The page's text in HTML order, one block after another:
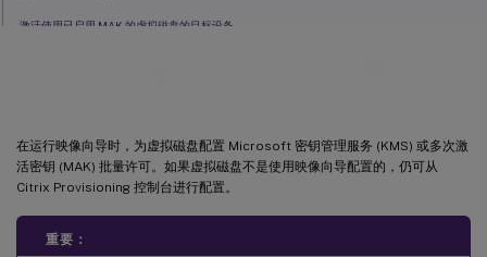
在运行映像向导时，为虚拟磁盘配置 Microsoft 密钥管理服务 (KMS) 或多次激
活密钥 (MAK) 批量许可。如果虚拟磁盘不是使用映像向导配置的，仍可从
Citrix Provisioning 控制台进行配置。
重要：
激活使用已启用 MAK 的虚拟磁盘的目标设备